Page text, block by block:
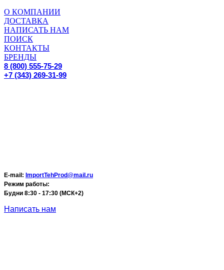
О КОМПАНИИ
ДОСТАВКА
НАПИСАТЬ НАМ
ПОИСК
КОНТАКТЫ
БРЕНДЫ
8 (800) 555-75-29
+7 (343) 269-31-99
E-mail: ImportTehProd@mail.ru
Режим работы:
Будни 8:30 - 17:30 (МСК+2)
Написать нам